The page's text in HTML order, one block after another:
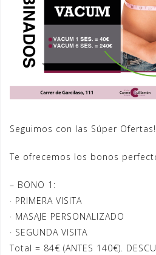
Seguimos con las Súper
Te ofrecemos los bonos
– BONO 1:
· PRIMERA VISITA
· MASAJE PERSONALIZADO
· SEGUNDA VISITA
Total = 84€ (ANTES 140€).